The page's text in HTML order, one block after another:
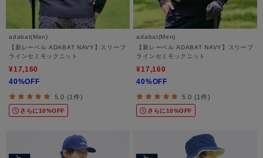
adabat(Men)
【新レーベル ADABAT NAVY】スリーブ
ラインセミモックニット
¥17,160
40%OFF
5.0 (1件)
さらに10%OFF
adabat(Men)
【新レーベル ADABAT NAVY】スリーブ
ラインセミモックニット
¥17,160
40%OFF
5.0 (1件)
さらに10%OFF